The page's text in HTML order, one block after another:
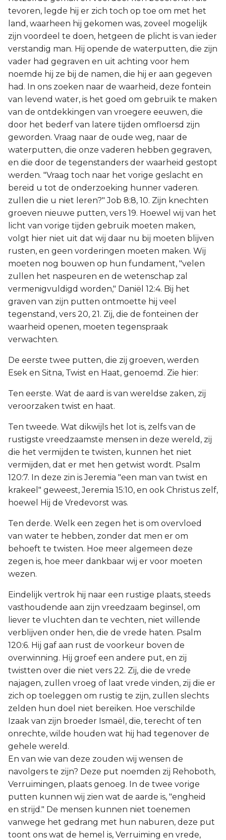
tevoren, legde hij er zich toch op toe om met het
land, waarheen hij gekomen was, zoveel mogelijk
zijn voordeel te doen, hetgeen de plicht is van ieder
verstandig man. Hij opende de waterputten, die zijn
vader had gegraven en uit achting voor hem
noemde hij ze bij de namen, die hij er aan gegeven
had. In ons zoeken naar de waarheid, deze fontein
van levend water, is het goed om gebruik te maken
van de ontdekkingen van vroegere eeuwen, die
door het bederf van latere tijden omfloersd zijn
geworden. Vraag naar de oude weg, naar de
waterputten, die onze vaderen hebben gegraven,
en die door de tegenstanders der waarheid gestopt
werden. "Vraag toch naar het vorige geslacht en
bereid u tot de onderzoeking hunner vaderen.
zullen die u niet leren?" Job 8:8, 10. Zijn knechten
groeven nieuwe putten, vers 19. Hoewel wij van het
licht van vorige tijden gebruik moeten maken,
volgt hier niet uit dat wij daar nu bij moeten blijven
rusten, en geen vorderingen moeten maken. Wij
moeten nog bouwen op hun fundament, "velen
zullen het naspeuren en de wetenschap zal
vermenigvuldigd worden," Daniël 12:4. Bij het
graven van zijn putten ontmoette hij veel
tegenstand, vers 20, 21. Zij, die de fonteinen der
waarheid openen, moeten tegenspraak
verwachten.
De eerste twee putten, die zij groeven, werden
Esek en Sitna, Twist en Haat, genoemd. Zie hier:
Ten eerste. Wat de aard is van wereldse zaken, zij
veroorzaken twist en haat.
Ten tweede. Wat dikwijls het lot is, zelfs van de
rustigste vreedzaamste mensen in deze wereld, zij
die het vermijden te twisten, kunnen het niet
vermijden, dat er met hen getwist wordt. Psalm
120:7. In deze zin is Jeremia "een man van twist en
krakeel" geweest, Jeremia 15:10, en ook Christus zelf,
hoewel Hij de Vredevorst was.
Ten derde. Welk een zegen het is om overvloed
van water te hebben, zonder dat men er om
behoeft te twisten. Hoe meer algemeen deze
zegen is, hoe meer dankbaar wij er voor moeten
wezen.
Eindelijk vertrok hij naar een rustige plaats, steeds
vasthoudende aan zijn vreedzaam beginsel, om
liever te vluchten dan te vechten, niet willende
verblijven onder hen, die de vrede haten. Psalm
120:6. Hij gaf aan rust de voorkeur boven de
overwinning. Hij groef een andere put, en zij
twistten over die niet vers 22. Zij, die de vrede
najagen, zullen vroeg of laat vrede vinden, zij die er
zich op toeleggen om rustig te zijn, zullen slechts
zelden hun doel niet bereiken. Hoe verschilde
Izaak van zijn broeder Ismaël, die, terecht of ten
onrechte, wilde houden wat hij had tegenover de
gehele wereld.
En van wie van deze zouden wij wensen de
navolgers te zijn? Deze put noemden zij Rehoboth,
Verruimingen, plaats genoeg. In de twee vorige
putten kunnen wij zien wat de aarde is, "engheid
en strijd." De mensen kunnen niet toenemen
vanwege het gedrang met hun naburen, deze put
toont ons wat de hemel is, Verruiming en vrede,